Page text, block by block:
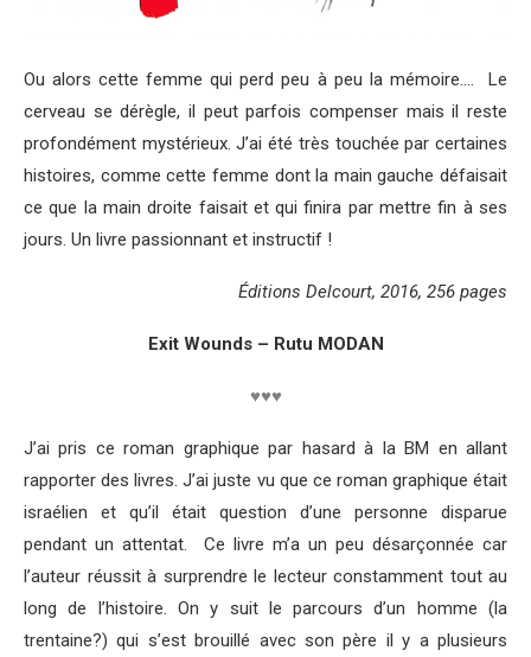
Ou alors cette femme qui perd peu à peu la mémoire…. Le
cerveau se dérègle, il peut parfois compenser mais il reste
profondément mystérieux. J’ai été très touchée par certaines
histoires, comme cette femme dont la main gauche défaisait
ce que la main droite faisait et qui finira par mettre fin à ses
jours. Un livre passionnant et instructif !
Éditions Delcourt, 2016, 256 pages
Exit Wounds – Rutu MODAN
♥♥♥
J’ai pris ce roman graphique par hasard à la BM en allant
rapporter des livres. J’ai juste vu que ce roman graphique était
israélien et qu’il était question d’une personne disparue
pendant un attentat. Ce livre m’a un peu désarçonnée car
l’auteur réussit à surprendre le lecteur constamment tout au
long de l’histoire. On y suit le parcours d’un homme (la
trentaine?) qui s’est brouillé avec son père il y a plusieurs